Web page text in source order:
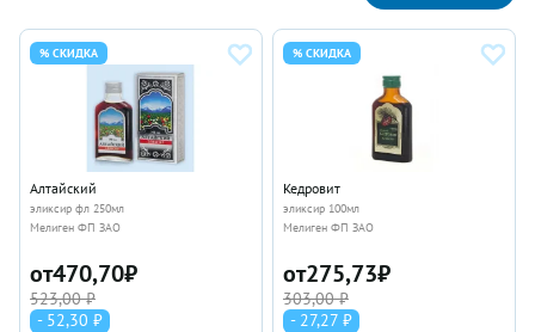
% СКИДКА
Алтайский
эликсир фл 250мл
Мелиген ФП ЗАО
от470,70₽
523,00 ₽
- 52,30 ₽
% СКИДКА
Кедровит
эликсир 100мл
Мелиген ФП ЗАО
от275,73₽
303,00 ₽
- 27,27 ₽